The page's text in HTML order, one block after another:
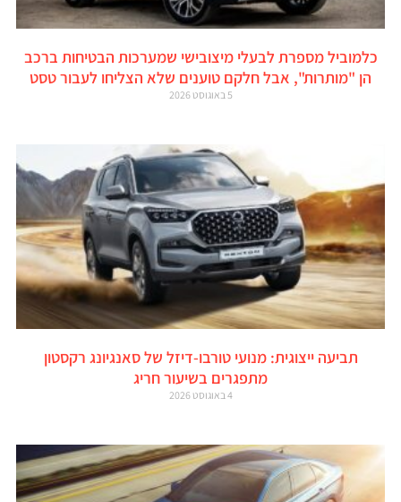
כלמוביל מספרת לבעלי מיצובישי שמערכות הבטיחות ברכב
הן "מותרות", אבל חלקם טוענים שלא הצליחו לעבור טסט
5 באוגוסט 2026
תביעה ייצוגית: מנועי טורבו-דיזל של סאנגיונג רקסטון
מתפגרים בשיעור חריג
4 באוגוסט 2026